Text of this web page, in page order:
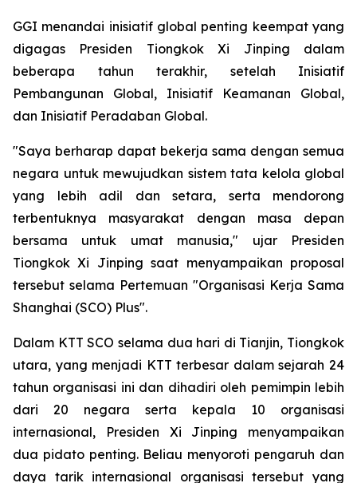
GGI menandai inisiatif global penting keempat yang
digagas Presiden Tiongkok Xi Jinping dalam
beberapa tahun terakhir, setelah Inisiatif
Pembangunan Global, Inisiatif Keamanan Global,
dan Inisiatif Peradaban Global.
"Saya berharap dapat bekerja sama dengan semua
negara untuk mewujudkan sistem tata kelola global
yang lebih adil dan setara, serta mendorong
terbentuknya masyarakat dengan masa depan
bersama untuk umat manusia," ujar Presiden
Tiongkok Xi Jinping saat menyampaikan proposal
tersebut selama Pertemuan "Organisasi Kerja Sama
Shanghai (SCO) Plus".
Dalam KTT SCO selama dua hari di Tianjin, Tiongkok
utara, yang menjadi KTT terbesar dalam sejarah 24
tahun organisasi ini dan dihadiri oleh pemimpin lebih
dari 20 negara serta kepala 10 organisasi
internasional, Presiden Xi Jinping menyampaikan
dua pidato penting. Beliau menyoroti pengaruh dan
daya tarik internasional organisasi tersebut yang